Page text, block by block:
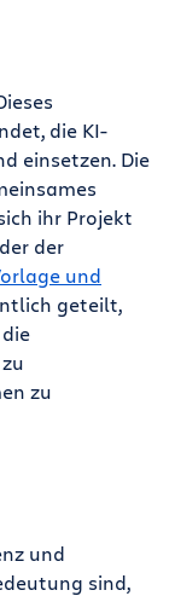
die KI-
einsetzen. Die
ihr Projekt
der
und
geteilt,
zu
und
sind,